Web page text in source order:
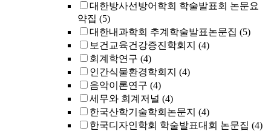
대한방사선방어학회 학술발표회 논문요
약집 (5)
대한내과학회 추계학술발표논문집 (5)
보건교육건강증진학회지 (4)
회계학연구 (4)
인간식물환경학회지 (4)
음악이론연구 (4)
세무와 회계저널 (4)
한국산학기술학회논문지 (4)
한국디자인학회 학술발표대회 논문집 (4)